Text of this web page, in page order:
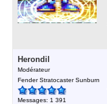
Herondil
Modérateur
Fender Stratocaster Sunburn
Messages: 1 391